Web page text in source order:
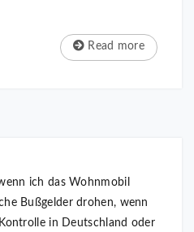
Read more
ich das Wohnmobil
Bußgelder drohen, wenn
in Deutschland oder